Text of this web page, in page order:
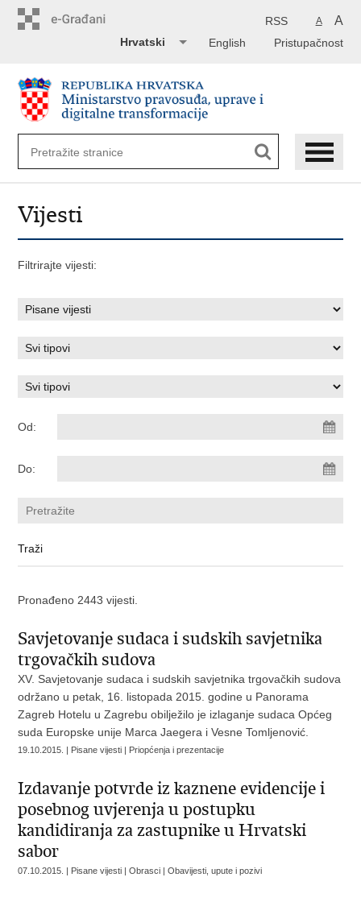
A A
RSS
Pristupačnost
English
Hrvatski
Vijesti
Filtrirajte vijesti:
Od:
Do:
Pronađeno 2443 vijesti.
Savjetovanje sudaca i sudskih savjetnika
trgovačkih sudova
XV. Savjetovanje sudaca i sudskih savjetnika trgovačkih sudova
održano u petak, 16. listopada 2015. godine u Panorama
Zagreb Hotelu u Zagrebu obilježilo je izlaganje sudaca Općeg
suda Europske unije Marca Jaegera i Vesne Tomljenović.
19.10.2015. | Pisane vijesti | Priopćenja i prezentacije
Izdavanje potvrde iz kaznene evidencije i
posebnog uvjerenja u postupku
kandidiranja za zastupnike u Hrvatski
sabor
07.10.2015. | Pisane vijesti | Obrasci | Obavijesti, upute i pozivi